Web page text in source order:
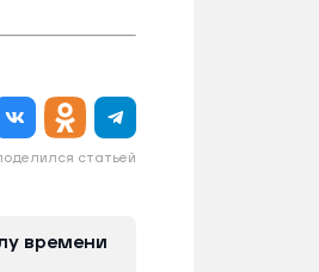
статьей
времени